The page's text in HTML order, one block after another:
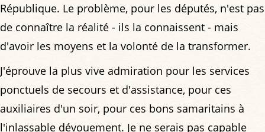
République. Le problème, pour les députés, n'est pas
de connaître la réalité - ils la connaissent - mais
d'avoir les moyens et la volonté de la transformer.
J'éprouve la plus vive admiration pour les services
ponctuels de secours et d'assistance, pour ces
auxiliaires d'un soir, pour ces bons samaritains à
l'inlassable dévouement. Je ne serais pas capable